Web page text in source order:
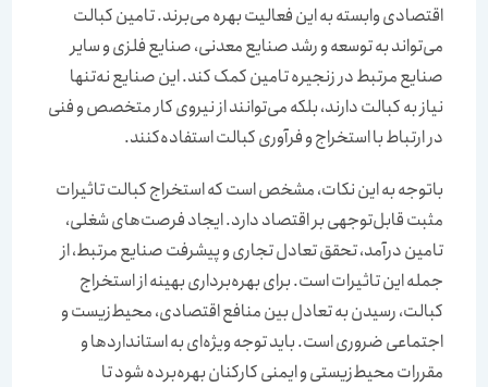
اقتصادی وابسته به این فعالیت بهره می‌برند. تامین کبالت
می‌تواند به توسعه و رشد صنایع معدنی، صنایع فلزی و سایر
صنایع مرتبط در زنجیره تامین کمک کند. این صنایع نه‌‌‌‌‌‌تنها
نیاز به کبالت دارند، بلکه می‌توانند از نیروی کار متخصص و فنی
در ارتباط با استخراج و فرآوری کبالت استفاده‌کنند.
باتوجه ‌‌‌‌‌‌به این نکات، مشخص است که استخراج کبالت تاثیرات
مثبت قابل‌‌‌‌‌‌توجهی بر اقتصاد دارد. ایجاد فرصت‌های شغلی،
تامین درآمد، تحقق تعادل تجاری و پیشرفت صنایع مرتبط، از
جمله این تاثیرات است. برای بهره‌‌‌‌‌‌برداری بهینه از استخراج
کبالت، رسیدن به تعادل بین منافع اقتصادی، محیط‌‌‌‌‌‌زیست و
اجتماعی ضروری است. باید توجه ویژه‌‌‌‌‌‌ای به استانداردها و
مقررات محیط‌زیستی و ایمنی کارکنان بهره‌برده شود تا